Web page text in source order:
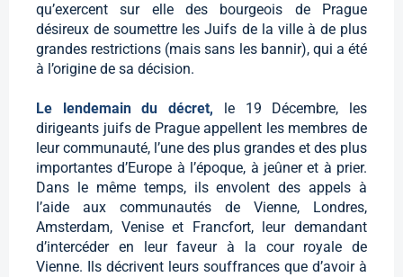
qu’exercent sur elle des bourgeois de Prague
désireux de soumettre les Juifs de la ville à de plus
grandes restrictions (mais sans les bannir), qui a été
à l’origine de sa décision.
Le lendemain du décret,
le 19 Décembre, les
dirigeants juifs de Prague appellent les membres de
leur communauté, l’une des plus grandes et des plus
importantes d’Europe à l’époque, à jeûner et à prier.
Dans le même temps, ils envolent des appels à
l’aide aux communautés de Vienne, Londres,
Amsterdam, Venise et Francfort, leur demandant
d’intercéder en leur faveur à la cour royale de
Vienne. Ils décrivent leurs souffrances que d’avoir à